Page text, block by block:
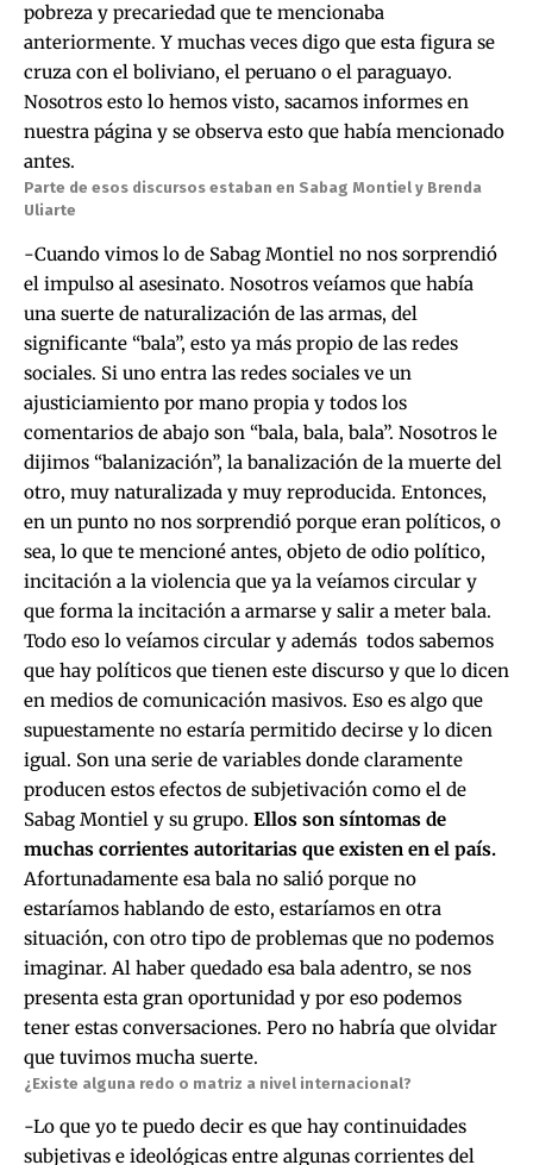
pobreza y precariedad que te mencionaba
anteriormente. Y muchas veces digo que esta figura se
cruza con el boliviano, el peruano o el paraguayo.
Nosotros esto lo hemos visto, sacamos informes en
nuestra página y se observa esto que había mencionado
antes.
Parte de esos discursos estaban en Sabag Montiel y Brenda
Uliarte
-Cuando vimos lo de Sabag Montiel no nos sorprendió
el impulso al asesinato. Nosotros veíamos que había
una suerte de naturalización de las armas, del
significante “bala”, esto ya más propio de las redes
sociales. Si uno entra las redes sociales ve un
ajusticiamiento por mano propia y todos los
comentarios de abajo son “bala, bala, bala”. Nosotros le
dijimos “balanización”, la banalización de la muerte del
otro, muy naturalizada y muy reproducida. Entonces,
en un punto no nos sorprendió porque eran políticos, o
sea, lo que te mencioné antes, objeto de odio político,
incitación a la violencia que ya la veíamos circular y
que forma la incitación a armarse y salir a meter bala.
Todo eso lo veíamos circular y además todos sabemos
que hay políticos que tienen este discurso y que lo dicen
en medios de comunicación masivos. Eso es algo que
supuestamente no estaría permitido decirse y lo dicen
igual. Son una serie de variables donde claramente
producen estos efectos de subjetivación como el de
Sabag Montiel y su grupo. Ellos son síntomas de
muchas corrientes autoritarias que existen en el país.
Afortunadamente esa bala no salió porque no
estaríamos hablando de esto, estaríamos en otra
situación, con otro tipo de problemas que no podemos
imaginar. Al haber quedado esa bala adentro, se nos
presenta esta gran oportunidad y por eso podemos
tener estas conversaciones. Pero no habría que olvidar
que tuvimos mucha suerte.
¿Existe alguna redo o matriz a nivel internacional?
-Lo que yo te puedo decir es que hay continuidades
subjetivas e ideológicas entre algunas corrientes del